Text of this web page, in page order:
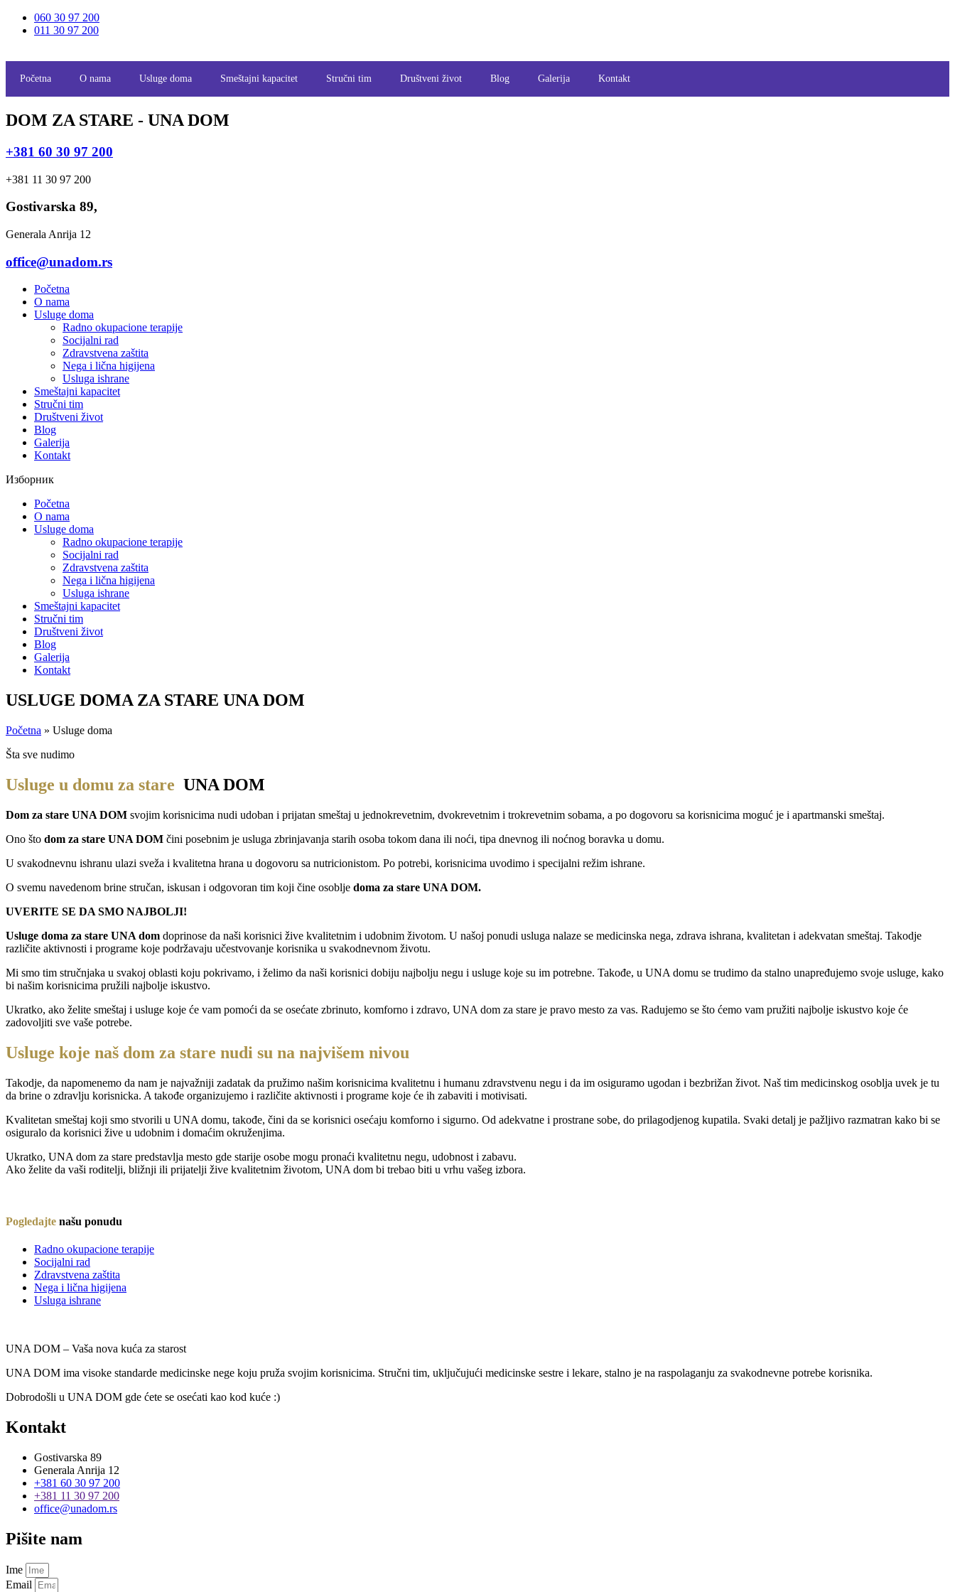
Скочите060 30 97 200
011 30 97 200
Početna O nama Usluge doma Smeštajni kapacitet Stručni tim Društveni život Blog Galerija Kontakt
DOM ZA STARE - UNA DOM
+381 60 30 97 200
+381 11 30 97 200
Gostivarska 89,
Generala Anrija 12
office@unadom.rs
Početna
O nama
Usluge doma
Radno okupacione terapije
Socijalni rad
Zdravstvena zaštita
Nega i lična higijena
Usluga ishrane
Smeštajni kapacitet
Stručni tim
Društveni život
Blog
Galerija
Kontakt
Изборник
Početna
O nama
Usluge doma
Radno okupacione terapije
Socijalni rad
Zdravstvena zaštita
Nega i lična higijena
Usluga ishrane
Smeštajni kapacitet
Stručni tim
Društveni život
Blog
Galerija
Kontakt
USLUGE DOMA ZA STARE UNA DOM
Početna » Usluge doma
Šta sve nudimo
Usluge u domu za stare UNA DOM
Dom za stare UNA DOM svojim korisnicima nudi udoban i prijatan smeštaj u jednokrevetnim, dvokrevetnim i trokrevetnim sobama, a po dogovoru sa korisnicima moguć je i apartmanski smeštaj.
Ono što dom za stare UNA DOM čini posebnim je usluga zbrinjavanja starih osoba tokom dana ili noći, tipa dnevnog ili noćnog boravka u domu.
U svakodnevnu ishranu ulazi sveža i kvalitetna hrana u dogovoru sa nutricionistom. Po potrebi, korisnicima uvodimo i specijalni režim ishrane.
O svemu navedenom brine stručan, iskusan i odgovoran tim koji čine osoblje doma za stare UNA DOM.
UVERITE SE DA SMO NAJBOLJI!
Usluge doma za stare UNA dom doprinose da naši korisnici žive kvalitetnim i udobnim životom. U našoj ponudi usluga nalaze se medicinska nega, zdrava ishrana, kvalitetan i adekvatan smeštaj. Takodje
različite aktivnosti i programe koje podržavaju učestvovanje korisnika u svakodnevnom životu.
Mi smo tim stručnjaka u svakoj oblasti koju pokrivamo, i želimo da naši korisnici dobiju najbolju negu i usluge koje su im potrebne. Takođe, u UNA domu se trudimo da stalno unapređujemo svoje usluge, kako
bi našim korisnicima pružili najbolje iskustvo.
Ukratko, ako želite smeštaj i usluge koje će vam pomoći da se osećate zbrinuto, komforno i zdravo, UNA dom za stare je pravo mesto za vas. Radujemo se što ćemo vam pružiti najbolje iskustvo koje će
zadovoljiti sve vaše potrebe.
Usluge koje naš dom za stare nudi su na najvišem nivou
Takodje, da napomenemo da nam je najvažniji zadatak da pružimo našim korisnicima kvalitetnu i humanu zdravstvenu negu i da im osiguramo ugodan i bezbrižan život. Naš tim medicinskog osoblja uvek je tu
da brine o zdravlju korisnicka. A takođe organizujemo i različite aktivnosti i programe koje će ih zabaviti i motivisati.
Kvalitetan smeštaj koji smo stvorili u UNA domu, takođe, čini da se korisnici osećaju komforno i sigurno. Od adekvatne i prostrane sobe, do prilagodjenog kupatila. Svaki detalj je pažljivo razmatran kako bi se
osiguralo da korisnici žive u udobnim i domaćim okruženjima.
Ukratko, UNA dom za stare predstavlja mesto gde starije osobe mogu pronaći kvalitetnu negu, udobnost i zabavu.
Ako želite da vaši roditelji, bližnji ili prijatelji žive kvalitetnim životom, UNA dom bi trebao biti u vrhu vašeg izbora.
Pogledajte našu ponudu
Radno okupacione terapije
Socijalni rad
Zdravstvena zaštita
Nega i lična higijena
Usluga ishrane
UNA DOM – Vaša nova kuća za starost
UNA DOM ima visoke standarde medicinske nege koju pruža svojim korisnicima. Stručni tim, uključujući medicinske sestre i lekare, stalno je na raspolaganju za svakodnevne potrebe korisnika.
Dobrodošli u UNA DOM gde ćete se osećati kao kod kuće :)
Kontakt
Gostivarska 89
Generala Anrija 12
+381 60 30 97 200
+381 11 30 97 200
office@unadom.rs
Pišite nam
Ime
Email